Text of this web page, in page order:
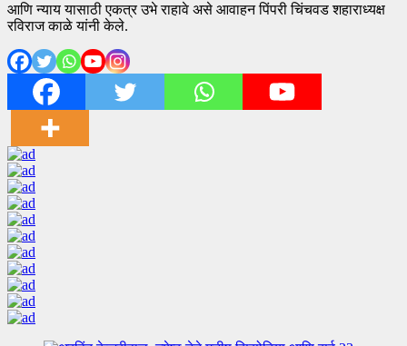
आणि न्याय यासाठी एकत्र उभे राहावे असे आवाहन पिंपरी चिंचवड शहाराध्यक्ष
रविराज काळे यांनी केले.